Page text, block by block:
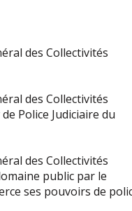
des Collectivités
des Collectivités
Police Judiciaire du
des Collectivités
public par le
ses pouvoirs de